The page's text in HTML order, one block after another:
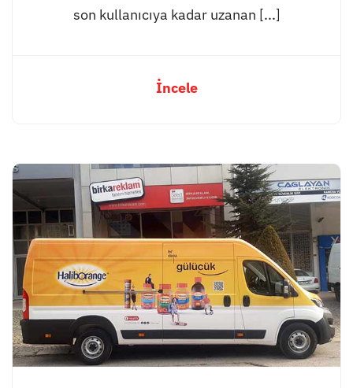
son kullanıcıya kadar uzanan [...]
İncele